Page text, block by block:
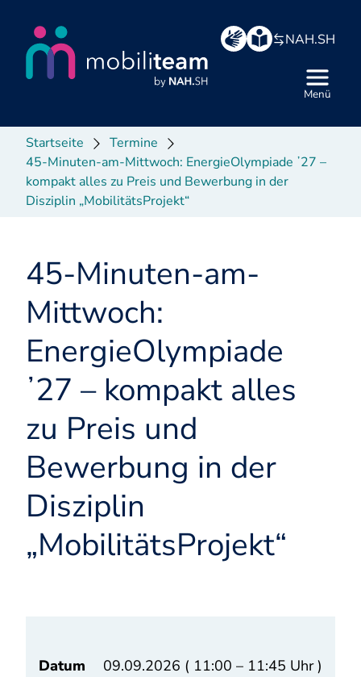
NAH.SH
Menü
Startseite
Termine
45-Minuten-am-Mittwoch: EnergieOlympiade ʼ27 –
kompakt alles zu Preis und Bewerbung in der
Disziplin „MobilitätsProjekt“
45-Minuten-am-
Mittwoch:
EnergieOlympiade
ʼ27 – kompakt alles
zu Preis und
Bewerbung in der
Disziplin
„MobilitätsProjekt“
Datum 09.09.2026 ( 11:00 – 11:45 Uhr )